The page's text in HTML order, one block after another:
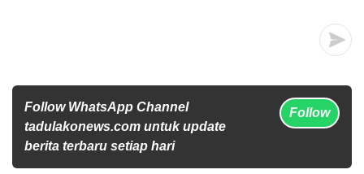
Follow WhatsApp Channel
tadulakonews.com untuk update
berita terbaru setiap hari
Follow